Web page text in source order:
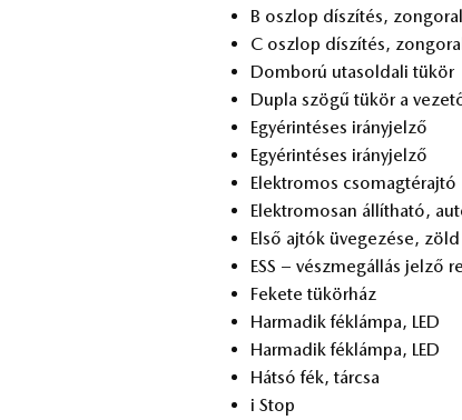
B osz­lop dí­szí­tés,
C osz­lop dí­szí­tés,
Dom­bo­rú utas­ol­da­li tü­kör
Dup­la szö­gű tü­kör a
Egy­érin­té­ses irány­jel­ző
Egy­érin­té­ses irány­jel­ző
Elekt­ro­mos cso­mag­tér­aj­tó
Elekt­ro­mo­san ál­lít­ha­tó,
Első aj­tók üve­ge­zé­se, zöld
ESS – vész­meg­ál­lás jel­ző
Fe­ke­te tü­kör­ház
Har­ma­dik fék­lám­pa, LED
Har­ma­dik fék­lám­pa, LED
Hát­só fék, tár­csa
i Stop